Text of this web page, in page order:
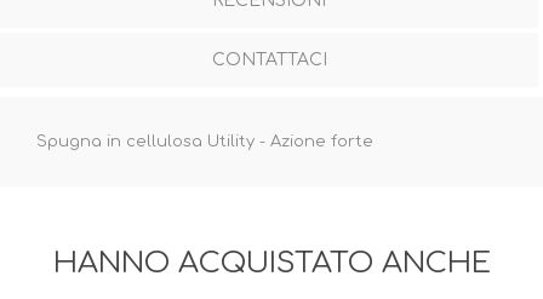
CONTATTACI
Spugna in cellulosa Utility - Azione forte
HANNO ACQUISTATO ANCHE